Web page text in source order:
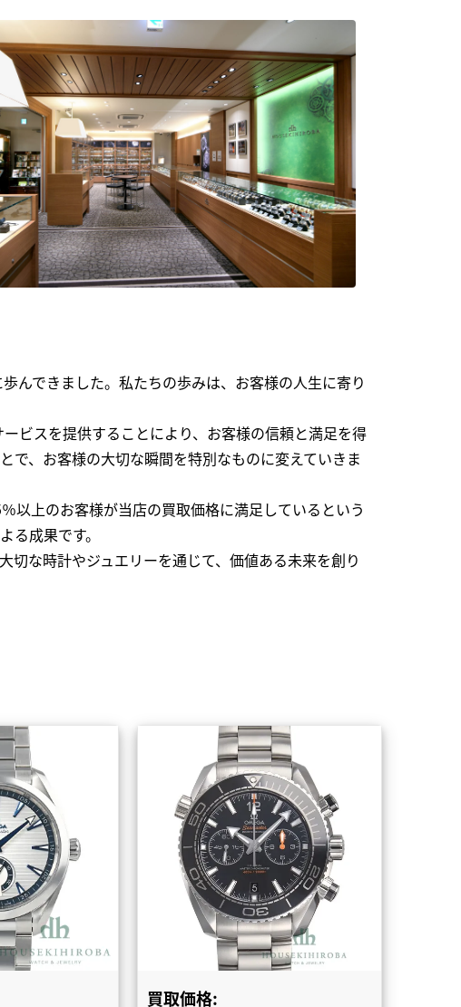
んできました。私たちの歩みは、お客様の人生に寄り
ビスを提供することにより、お客様の信頼と満足を得
で、お客様の大切な瞬間を特別なものに変えていきま
以上のお客様が当店の買取価格に満足しているという
成果です。
な時計やジュエリーを通じて、価値ある未来を創り
買取価格: